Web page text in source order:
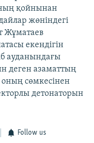
қойнынан
жөніндегі
Жұматаев
екендігін
ауданындағы
деген азаматтың
сөмкесінен
детонаторын
Follow us